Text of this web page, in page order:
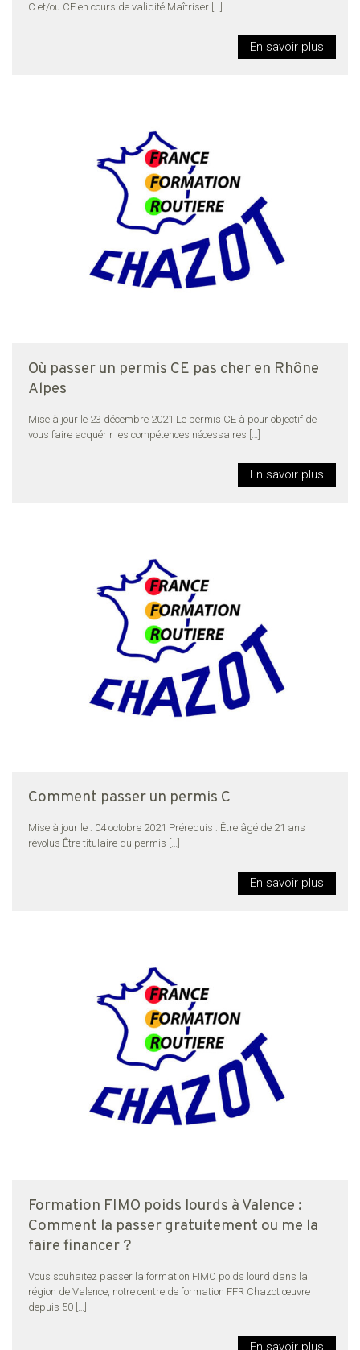
C et/ou CE en cours de validité Maîtriser […]
En savoir plus
Où passer un permis CE pas cher en Rhône
Alpes
Mise à jour le 23 décembre 2021 Le permis CE à pour objectif de
vous faire acquérir les compétences nécessaires […]
En savoir plus
Comment passer un permis C
Mise à jour le : 04 octobre 2021 Prérequis : Être âgé de 21 ans
révolus Être titulaire du permis […]
En savoir plus
Formation FIMO poids lourds à Valence :
Comment la passer gratuitement ou me la
faire financer ?
Vous souhaitez passer la formation FIMO poids lourd dans la
région de Valence, notre centre de formation FFR Chazot œuvre
depuis 50
En savoir plus